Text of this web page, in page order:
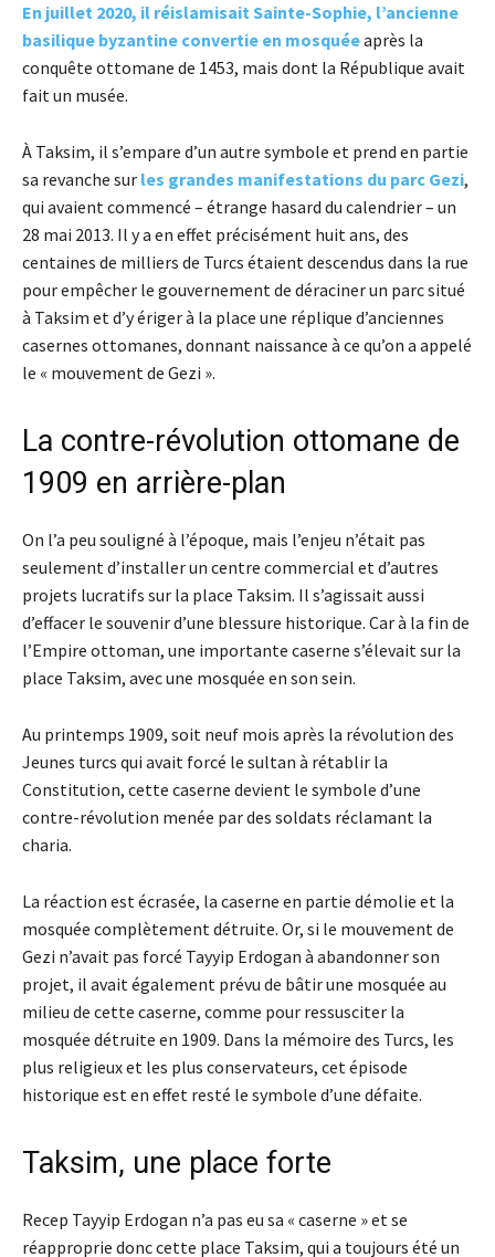
En juillet 2020, il réislamisait Sainte-Sophie, l’ancienne
basilique byzantine convertie en mosquéeaprès la
conquête ottomane de 1453, mais dont la République avait
fait un musée.
À Taksim, il s’empare d’un autre symbole et prend en partie
sa revanche sur les grandes manifestations du parc Gezi,
qui avaient commencé – étrange hasard du calendrier – un
28 mai 2013. Il y a en effet précisément huit ans, des
centaines de milliers de Turcs étaient descendus dans la rue
pour empêcher le gouvernement de déraciner un parc situé
à Taksim et d’y ériger à la place une réplique d’anciennes
casernes ottomanes, donnant naissance à ce qu’on a appelé
le « mouvement de Gezi ».
La contre-révolution ottomane de
1909 en arrière-plan
On l’a peu souligné à l’époque, mais l’enjeu n’était pas
seulement d’installer un centre commercial et d’autres
projets lucratifs sur la place Taksim. Il s’agissait aussi
d’effacer le souvenir d’une blessure historique. Car à la fin de
l’Empire ottoman, une importante caserne s’élevait sur la
place Taksim, avec une mosquée en son sein.
Au printemps 1909, soit neuf mois après la révolution des
Jeunes turcs qui avait forcé le sultan à rétablir la
Constitution, cette caserne devient le symbole d’une
contre-révolution menée par des soldats réclamant la
charia.
La réaction est écrasée, la caserne en partie démolie et la
mosquée complètement détruite. Or, si le mouvement de
Gezi n’avait pas forcé Tayyip Erdogan à abandonner son
projet, il avait également prévu de bâtir une mosquée au
milieu de cette caserne, comme pour ressusciter la
mosquée détruite en 1909. Dans la mémoire des Turcs, les
plus religieux et les plus conservateurs, cet épisode
historique est en effet resté le symbole d’une défaite.
Taksim, une place forte
Recep Tayyip Erdogan n’a pas eu sa « caserne » et se
réapproprie donc cette place Taksim, qui a toujours été un